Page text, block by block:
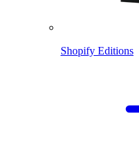
Shopify Editions